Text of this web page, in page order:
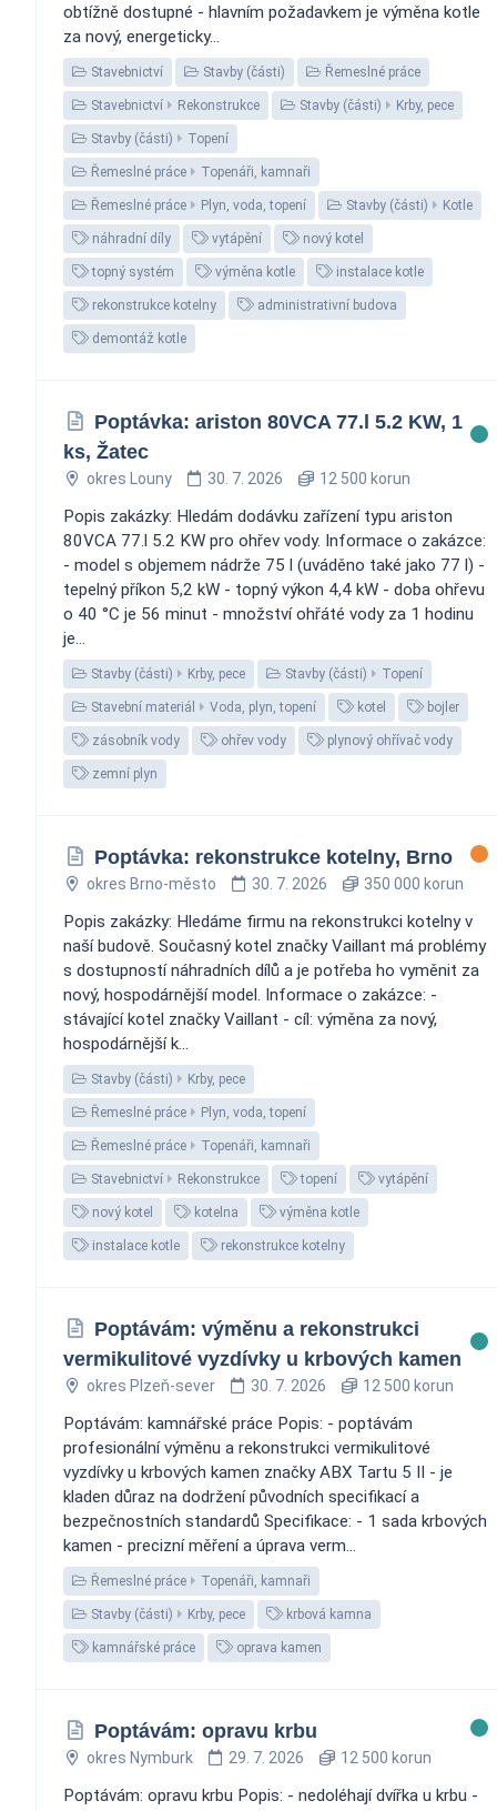
obtížně dostupné - hlavním požadavkem je výměna kotle
za nový, energeticky...
Stavebnictví Stavby (části) Řemeslné práce
Stavebnictví Rekonstrukce Stavby (části) Krby, pece
Stavby (části) Topení
Řemeslné práce Topenáři, kamnaři
Řemeslné práce Plyn, voda, topení Stavby (části) Kotle
náhradní díly vytápění nový kotel
topný systém výměna kotle instalace kotle
rekonstrukce kotelny administrativní budova
demontáž kotle
Poptávka: ariston 80VCA 77.l 5.2 KW, 1
ks, Žatec
okres Louny 30. 7. 2026 12 500 korun
Popis zakázky: Hledám dodávku zařízení typu ariston
80VCA 77.l 5.2 KW pro ohřev vody. Informace o zakázce:
- model s objemem nádrže 75 l (uváděno také jako 77 l) -
tepelný příkon 5,2 kW - topný výkon 4,4 kW - doba ohřevu
o 40 °C je 56 minut - množství ohřáté vody za 1 hodinu
je...
Stavby (části) Krby, pece Stavby (části) Topení
Stavební materiál Voda, plyn, topení kotel bojler
zásobník vody ohřev vody plynový ohřívač vody
zemní plyn
Poptávka: rekonstrukce kotelny, Brno
okres Brno-město 30. 7. 2026 350 000 korun
Popis zakázky: Hledáme firmu na rekonstrukci kotelny v
naší budově. Současný kotel značky Vaillant má problémy
s dostupností náhradních dílů a je potřeba ho vyměnit za
nový, hospodárnější model. Informace o zakázce: -
stávající kotel značky Vaillant - cíl: výměna za nový,
hospodárnější k...
Stavby (části) Krby, pece
Řemeslné práce Plyn, voda, topení
Řemeslné práce Topenáři, kamnaři
Stavebnictví Rekonstrukce topení vytápění
nový kotel kotelna výměna kotle
instalace kotle rekonstrukce kotelny
Poptávám: výměnu a rekonstrukci
vermikulitové vyzdívky u krbových kamen
okres Plzeň-sever 30. 7. 2026 12 500 korun
Poptávám: kamnářské práce Popis: - poptávám
profesionální výměnu a rekonstrukci vermikulitové
vyzdívky u krbových kamen značky ABX Tartu 5 II - je
kladen důraz na dodržení původních specifikací a
bezpečnostních standardů Specifikace: - 1 sada krbových
kamen - precizní měření a úprava verm...
Řemeslné práce Topenáři, kamnaři
Stavby (části) Krby, pece krbová kamna
kamnářské práce oprava kamen
Poptávám: opravu krbu
okres Nymburk 29. 7. 2026 12 500 korun
Poptávám: opravu krbu Popis: - nedoléhají dvířka u krbu -